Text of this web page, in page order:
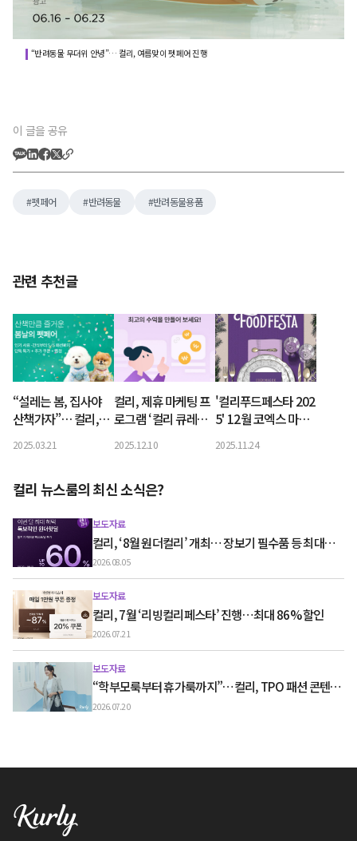
“반려동물 무더위 안녕”… 컬리, 여름맞이 펫페어 진행
이 글을 공유
펫페어 반려동물 반려동물용품
관련 추천글
“설레는 봄, 집사야
산책가자”… 컬리,봄
2025.03.21
컬리, 제휴 마케팅 프
로그램 ‘컬리 큐레이
원 돌파
2025.12.10
'컬리푸드페스타 202
5' 12월 코엑스 마곡
대 25% 할인
2025.11.24
컬리 뉴스룸의 최신 소식은?
보도자료
컬리, ‘8월 원더컬리’ 개최… 장보기 필수품 등 최대
60% 할인
2026.08.05
보도자료
컬리, 7월 ‘리빙컬리페스타’ 진행…최대 86% 할인
2026.07.21
보도자료
“학부모룩부터 휴가룩까지”…컬리, TPO 패션 콘텐츠
‘스타일노트’ 흥행
2026.07.20